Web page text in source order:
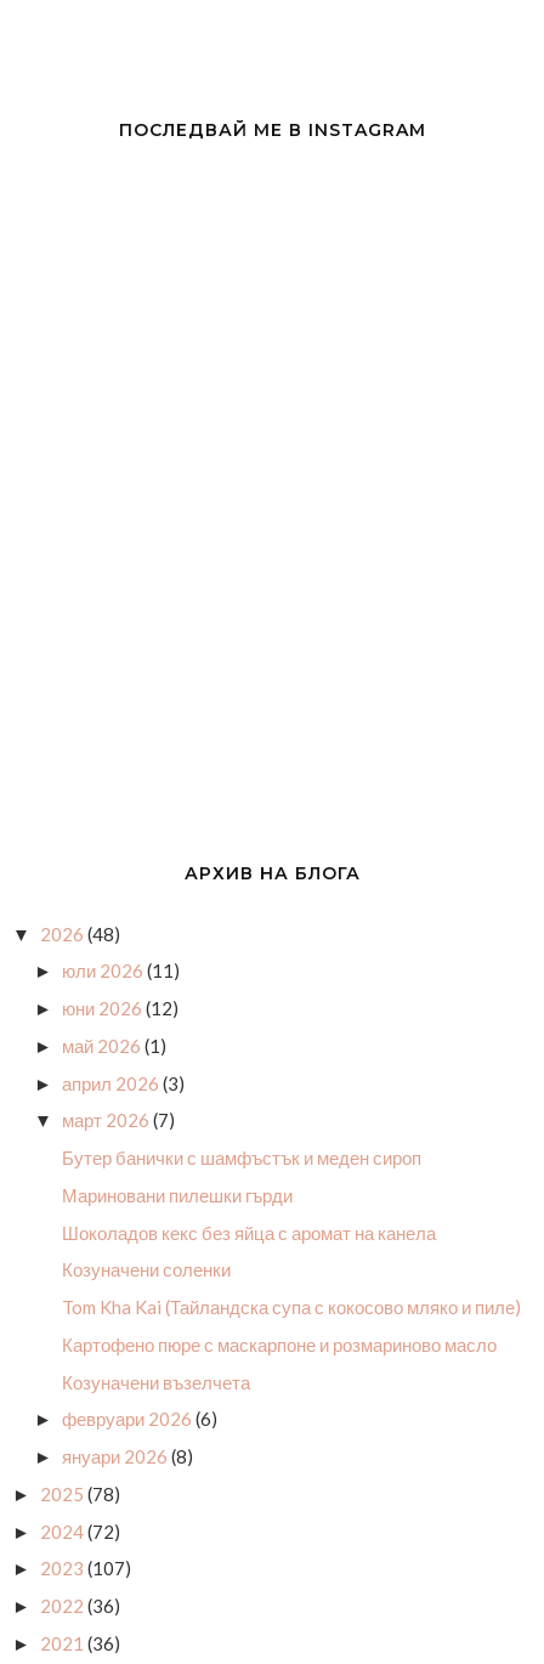
ПОСЛЕДВАЙ МЕ В INSTAGRAM
АРХИВ НА БЛОГА
▼ 2026 (48)
► юли 2026 (11)
► юни 2026 (12)
► май 2026 (1)
► април 2026 (3)
▼ март 2026 (7)
Бутер банички с шамфъстък и меден сироп
Мариновани пилешки гърди
Шоколадов кекс без яйца с аромат на канела
Козуначени соленки
Tom Kha Kai (Тайландска супа с кокосово мляко и пиле)
Картофено пюре с маскарпоне и розмариново масло
Козуначени възелчета
► февруари 2026 (6)
► януари 2026 (8)
► 2025 (78)
► 2024(72)
► 2023 (107)
► 2022 (36)
► 2021 (36)